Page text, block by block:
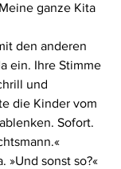
ganze Kita
den anderen
ein. Ihre Stimme
und
die Kinder vom
ablenken. Sofort.
»Und sonst so?«